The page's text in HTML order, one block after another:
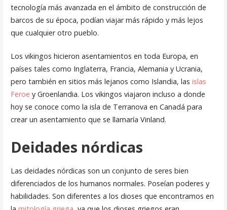
tecnología más avanzada en el ámbito de construcción de
barcos de su época, podían viajar más rápido y más lejos
que cualquier otro pueblo.
Los vikingos hicieron asentamientos en toda Europa, en
países tales como Inglaterra, Francia, Alemania y Ucrania,
pero también en sitios más lejanos como Islandia, las islas
Feroe y Groenlandia. Los vikingos viajaron incluso a donde
hoy se conoce como la isla de Terranova en Canadá para
crear un asentamiento que se llamaría Vinland.
Deidades nórdicas
Las deidades nórdicas son un conjunto de seres bien
diferenciados de los humanos normales. Poseían poderes y
habilidades. Son diferentes a los dioses que encontramos en